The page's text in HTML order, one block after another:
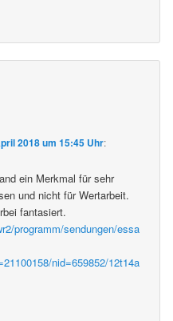
2018 um 15:45 Uhr:
ein Merkmal für sehr
und nicht für Wertarbeit.
fantasiert.
programm/sendungen/essa
nid=659852/12t14a